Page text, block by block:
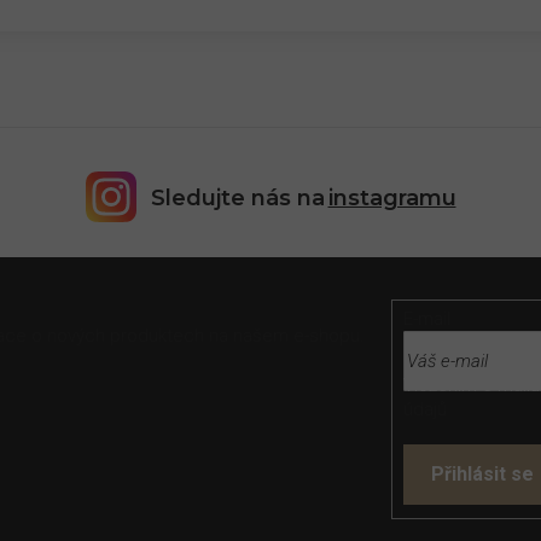
Sledujte nás na instagramu
Vložením e-
Přihlásit se